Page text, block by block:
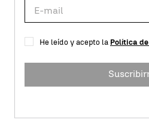
He leído y acepto la Política